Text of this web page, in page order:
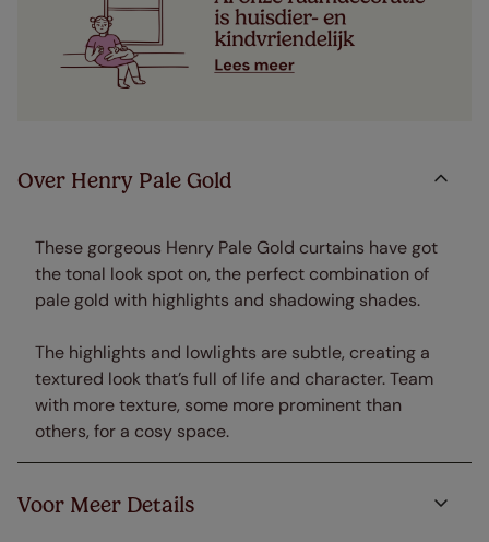
Over Henry Pale Gold
These gorgeous Henry Pale Gold curtains have got
the tonal look spot on, the perfect combination of
pale gold with highlights and shadowing shades.
The highlights and lowlights are subtle, creating a
textured look that’s full of life and character. Team
with more texture, some more prominent than
others, for a cosy space.
Voor Meer Details